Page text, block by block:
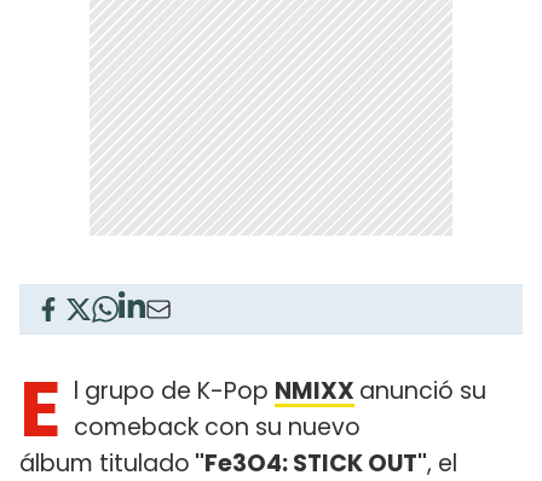
E l grupo de K-Pop NMIXX anunció su
comeback con su nuevo
álbum titulado "Fe3O4: STICK OUT", el